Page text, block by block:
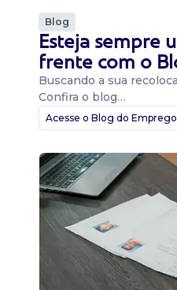
Blog
Esteja sempre
frente com o
Buscando a sua
Confira o blog…
Acesse o Blog do Emprego